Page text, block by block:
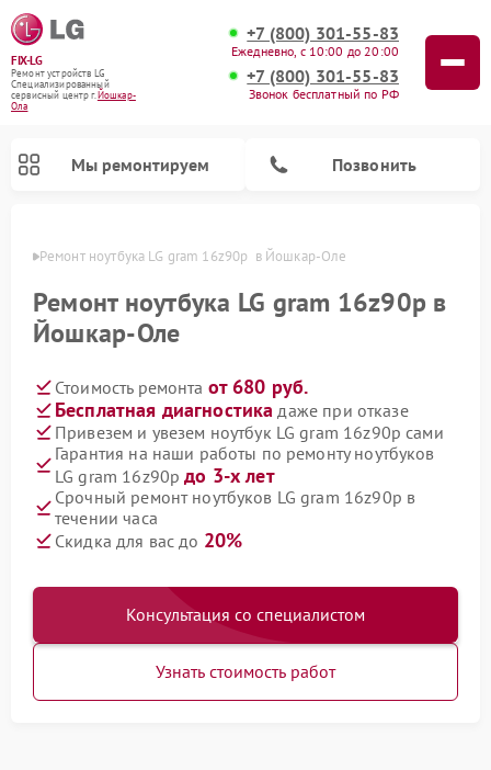
FIX-LG
Ремонт устройств LG
Специализированный
cервисный центр г.Йошкар-
Ола
+7 (800) 301-55-83
Ежедневно, с 10:00 до 20:00
+7 (800) 301-55-83
Звонок бесплатный по РФ
Мы ремонтируем Позвонить
Ремонт ноутбука LG gram 16z90p  в Йошкар-Оле
Ремонт ноутбука LG gram 16z90p в
Йошкар-Оле
Стоимость ремонта от 680 руб.
Бесплатная диагностика даже при отказе
Привезем и увезем ноутбук LG gram 16z90p сами
Гарантия на наши работы по ремонту ноутбуков
LG gram 16z90pдо 3-х лет
Срочный ремонт ноутбуков LG gram 16z90p в
течении часа
Скидка для вас до 20%
Консультация со специалистом
Узнать стоимость работ